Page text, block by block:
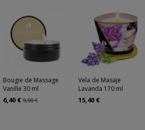
Bougie de Massage
Vanille 30 ml
6,40 € 9,90 €
Vela de Masaje
Lavanda 170 ml
15,40 €